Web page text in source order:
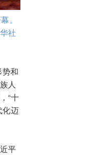
。
社
和
人
“十
化迈
平